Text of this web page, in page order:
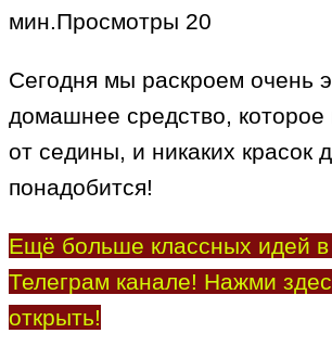
мин.Просмотры 20
Сегодня мы раскроем очень
домашнее средство, которое
от седины, и никаких красок
понадобится!
Ещё больше классных идей
Телеграм канале! Нажми
открыть!